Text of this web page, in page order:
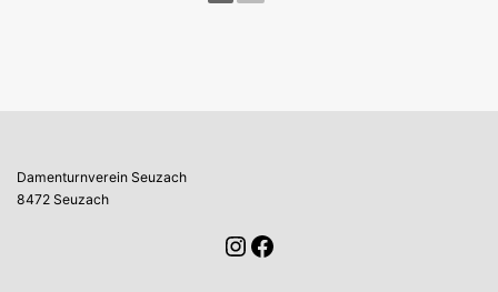
Damenturnverein Seuzach
8472 Seuzach
Instagram
Facebook